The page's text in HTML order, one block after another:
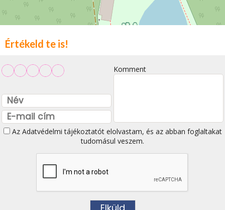
Értékeld te is!
Komment
Az Adatvédelmi tájékoztatótelolvastam, és az abban foglaltakat
tudomásul veszem.